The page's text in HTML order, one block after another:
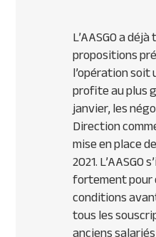
L’AASGO a
propositions
l’opération soit
profite au plus
janvier, les
Direction
mise en place
2021. L’AASGO
fortement pour
conditions
tous les